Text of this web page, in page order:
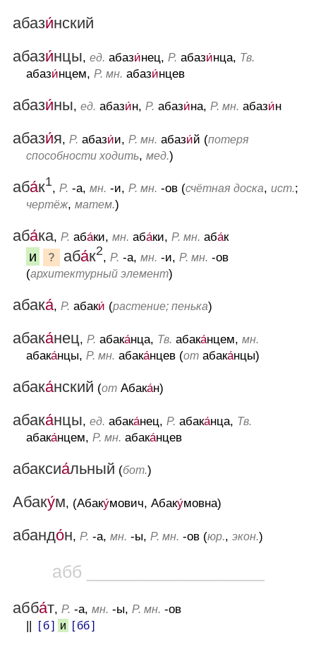
абази́нский
абази́нцы, ед. абази́нец, Р. абази́нца, Тв.
абази́нцем, Р. мн. абази́нцев
абази́ны, ед. абази́н, Р. абази́на, Р. мн. абази́н
абази́я, Р. абази́и, Р. мн. абази́й (потеря
способности ходить, мед.)
аба́к1, Р. -а, мн. -и, Р. мн. -ов (счётная доска, ист.;
чертёж, матем.)
аба́ка, Р. аба́ки, мн. аба́ки, Р. мн. аба́к
и ? аба́к2, Р. -а, мн. -и, Р. мн. -ов
(архитектурный элемент)
абака́, Р. абаки́ (растение; пенька)
абака́нец, Р. абака́нца, Тв. абака́нцем, мн.
абака́нцы, Р. мн. абака́нцев (от абака́нцы)
абака́нский (от Абака́н)
абака́нцы, ед. абака́нец, Р. абака́нца, Тв.
абака́нцем, Р. мн. абака́нцев
абаксиа́льный (бот.)
Абаку́м, (Абаку́мович, Абаку́мовна)
абандо́н, Р. -а, мн. -ы, Р. мн. -ов (юр., экон.)
абб __________________
абба́т, Р. -а, мн. -ы, Р. мн. -ов
[ б ] и [ бб ]